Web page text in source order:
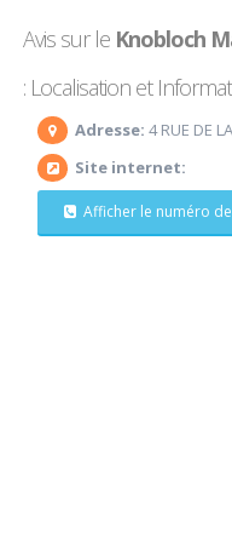
Avis sur le Knobloch
: Localisation et
Adresse: 4 RUE DE
Site internet:
Afficher le numéro